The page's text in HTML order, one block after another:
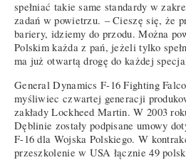
spełniać takie same standardy w
zadań w powietrzu. – Cieszę się, że
bariery, idziemy do przodu. Można
Polskim każda z pań, jeżeli tylko
ma już otwartą drogę do każdej
General Dynamics F-16 Fighting
myśliwiec czwartej generacji
zakłady Lockheed Martin. W 2003
Dęblinie zostały podpisane umowy
F-16 dla Wojska Polskiego. W
przeszkolenie w USA łącznie 49